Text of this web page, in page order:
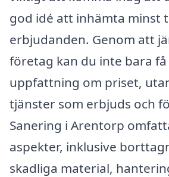
god idé att inhämta minst
erbjudanden. Genom att
företag kan du inte bara
uppfattning om priset,
tjänster som erbjuds och
Sanering i Arentorp
aspekter, inklusive
skadliga material,